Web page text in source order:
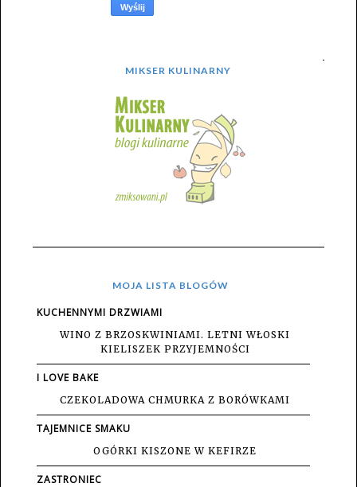
MIKSER KULINARNY
MOJA LISTA BLOGÓW
KUCHENNYMI DRZWIAMI
WINO Z BRZOSKWINIAMI. LETNI WŁOSKI
KIELISZEK PRZYJEMNOŚCI
I LOVE BAKE
CZEKOLADOWA CHMURKA Z BORÓWKAMI
TAJEMNICE SMAKU
OGÓRKI KISZONE W KEFIRZE
ZASTRONIEC